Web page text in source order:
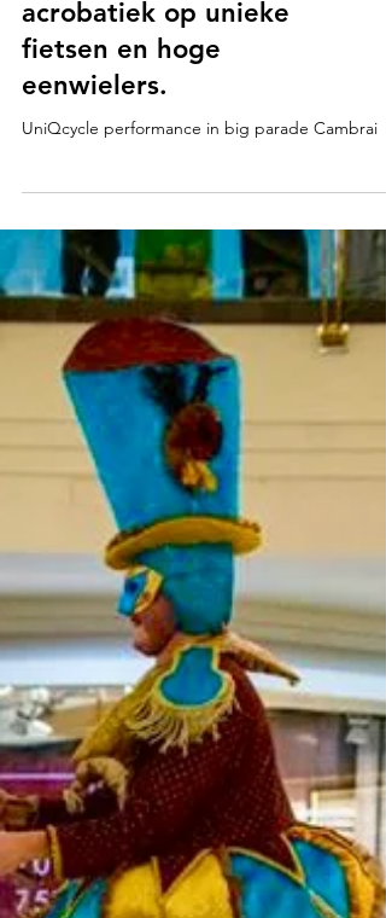
circusartiesten
vertoonde hun
performance met
acrobatiek op unieke
eenwielers.
UniQcycle performance in big parade Cambrai